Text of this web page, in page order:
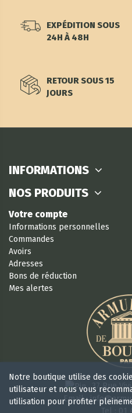
EXPÉDITION SOUS
24H À 48H
RETOUR SOUS 15
JOURS
INFORMATIONS
NOS PRODUITS
Votre compte
Informations personnelles
Commandes
Avoirs
Adresses
Bons de réduction
Mes alertes
37 Rue
Email :
Notre boutique utilise des
utilisateur et nous vous
utilisation pour profiter